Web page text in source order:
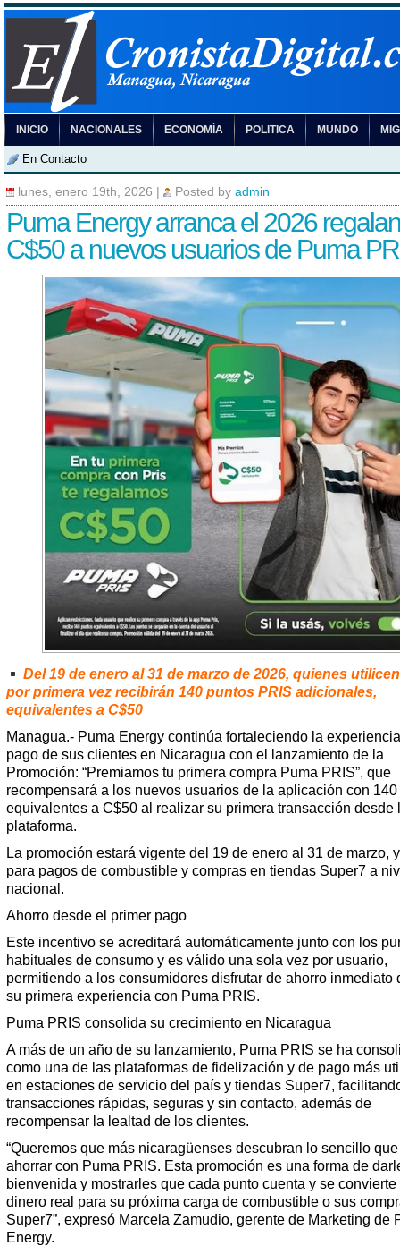
INICIO NACIONALES ECONOMÍA POLITICA MUNDO
En Contacto
lunes, enero 19th, 2026 Posted by admin
Puma Energy arranca el 2026
C$50 a nuevos usuarios de Puma
Del 19 de enero al 31 de marzo de 2026, quienes
por primera vez recibirán 140 puntos PRIS adicionales,
equivalentes a C$50
Managua.- Puma Energy continúa fortaleciendo la
pago de sus clientes en Nicaragua con el lanzamiento de la
Promoción: “Premiamos tu primera compra Puma PRIS”, que
recompensará a los nuevos usuarios de la aplicación con
equivalentes a C$50 al realizar su primera transacción desde
plataforma.
La promoción estará vigente del 19 de enero al 31 de marzo,
para pagos de combustible y compras en tiendas Super7 a
nacional.
Ahorro desde el primer pago
Este incentivo se acreditará automáticamente junto con los
habituales de consumo y es válido una sola vez por usuario,
permitiendo a los consumidores disfrutar de ahorro inmediato
su primera experiencia con Puma PRIS.
Puma PRIS consolida su crecimiento en Nicaragua
A más de un año de su lanzamiento, Puma PRIS se ha
como una de las plataformas de fidelización y de pago más
en estaciones de servicio del país y tiendas Super7,
transacciones rápidas, seguras y sin contacto, además de
recompensar la lealtad de los clientes.
“Queremos que más nicaragüenses descubran lo sencillo
ahorrar con Puma PRIS. Esta promoción es una forma de
bienvenida y mostrarles que cada punto cuenta y se convierte
dinero real para su próxima carga de combustible o sus
Super7”, expresó Marcela Zamudio, gerente de Marketing de
Energy.